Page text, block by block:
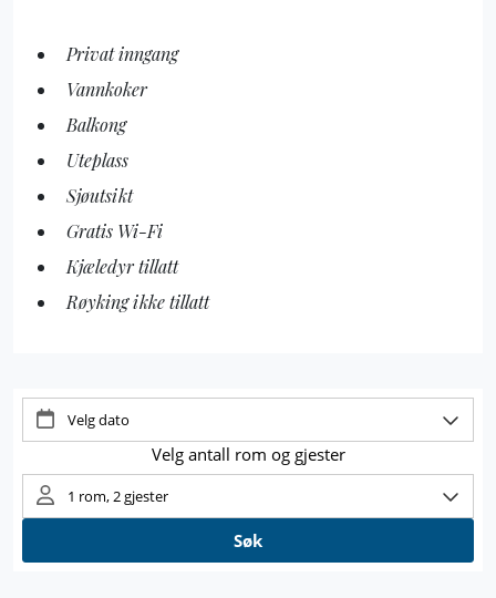
Privat inngang
Vannkoker
Balkong
Uteplass
Sjøutsikt
Gratis Wi-Fi
Kjæledyr tillatt
Røyking ikke tillatt